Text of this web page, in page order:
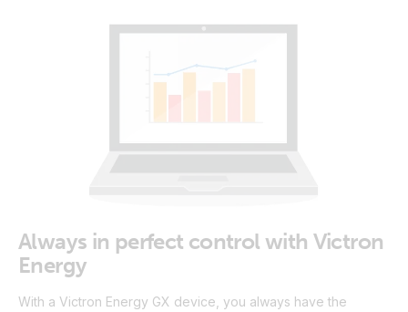
Always in perfect control with Victron
Energy
With a Victron Energy GX device, you always have the